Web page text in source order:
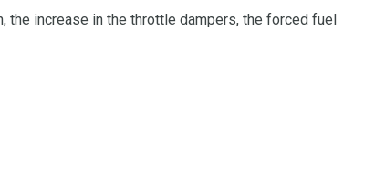
the increase in the throttle dampers, the forced fuel